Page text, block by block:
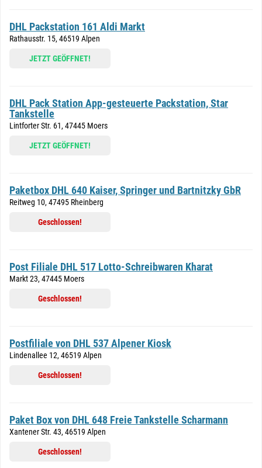
DHL Packstation 161 Aldi Markt
Rathausstr. 15, 46519 Alpen
JETZT GEÖFFNET!
DHL Pack Station App-gesteuerte Packstation, Star
Tankstelle
Lintforter Str. 61, 47445 Moers
JETZT GEÖFFNET!
Paketbox DHL 640 Kaiser, Springer und Bartnitzky GbR
Reitweg 10, 47495 Rheinberg
Geschlossen!
Post Filiale DHL 517 Lotto-Schreibwaren Kharat
Markt 23, 47445 Moers
Geschlossen!
Postfiliale von DHL 537 Alpener Kiosk
Lindenallee 12, 46519 Alpen
Geschlossen!
Paket Box von DHL 648 Freie Tankstelle Scharmann
Xantener Str. 43, 46519 Alpen
Geschlossen!